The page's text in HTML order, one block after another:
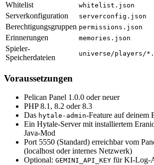
Whitelist whitelist.json
Serverkonfiguration serverconfig.json
Berechtigungsgruppen permissions.json
Erinnerungen memories.json
Spieler-
Speicherdateien
universe/players/
Voraussetzungen
Pelican Panel 1.0.0 oder neuer
PHP 8.1, 8.2 oder 8.3
Das hytale-admin-Feature auf deinem
Ein Hytale-Server mit installiertem
Java-Mod
Port 5550 (Standard) erreichbar vom
(localhost oder internes Netzwerk)
Optional: GEMINI_API_KEY für KI-Log-